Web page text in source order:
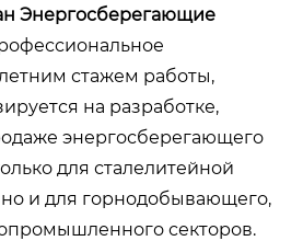
Энергосберегающие
стажем работы,
на разработке,
энергосберегающего
для сталелитейной
и для горнодобывающего,
секторов.